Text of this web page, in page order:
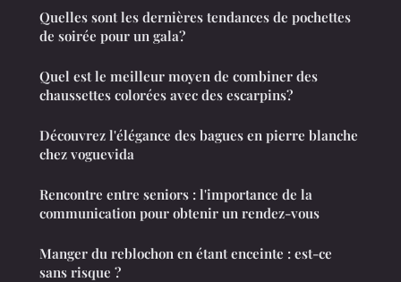
Quelles sont les dernières tendances de pochettes
de soirée pour un gala?
Quel est le meilleur moyen de combiner des
chaussettes colorées avec des escarpins?
Découvrez l'élégance des bagues en pierre blanche
chez voguevida
Rencontre entre seniors : l'importance de la
communication pour obtenir un rendez-vous
Manger du reblochon en étant enceinte : est-ce
sans risque ?